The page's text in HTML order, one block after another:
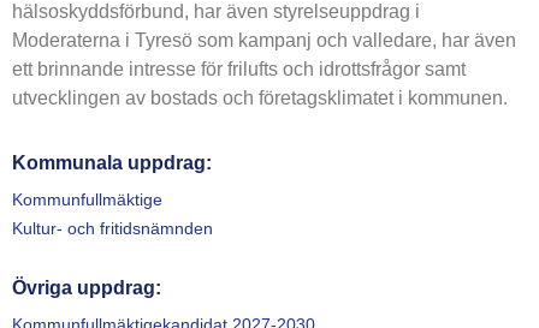
hälsoskyddsförbund, har även styrelseuppdrag i
Moderaterna i Tyresö som kampanj och valledare, har även
ett brinnande intresse för frilufts och idrottsfrågor samt
utvecklingen av bostads och företagsklimatet i kommunen.
Kommunala uppdrag:
Kommunfullmäktige
Kultur- och fritidsnämnden
Övriga uppdrag: